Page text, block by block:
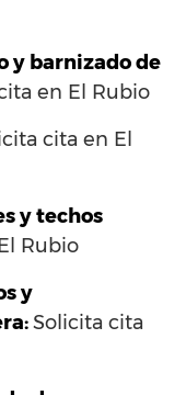
y barnizado de
en El Rubio
cita en El
y techos
Rubio
y
Solicita cita